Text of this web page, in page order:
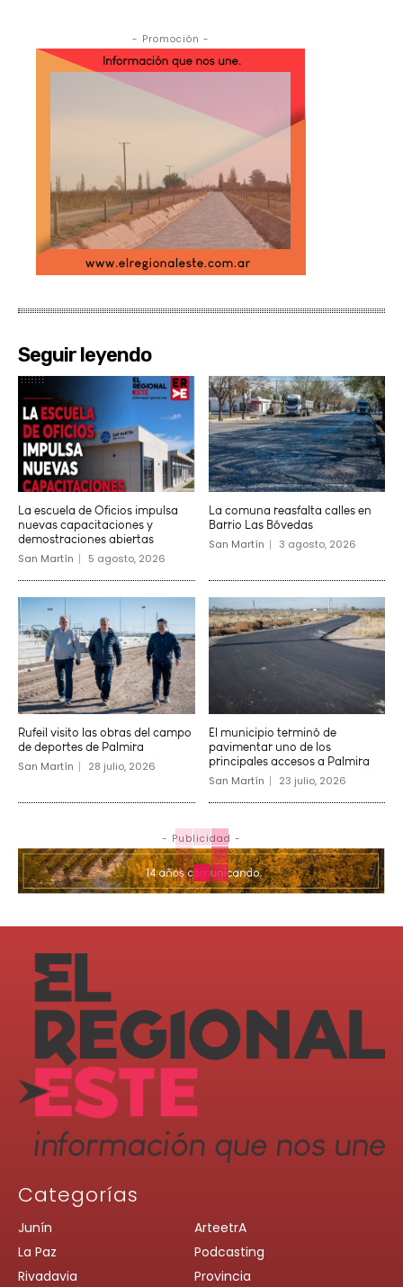
- Promoción -
Seguir leyendo
La escuela de Oficios impulsa
nuevas capacitaciones y
demostraciones abiertas
San Martín 5 agosto, 2026
La comuna reasfalta calles en
Barrio Las Bóvedas
San Martín 3 agosto, 2026
Rufeil visito las obras del campo
de deportes de Palmira
San Martín 28 julio, 2026
El municipio terminó de
pavimentar uno de los
principales accesos a Palmira
San Martín 23 julio, 2026
- Publicidad -
Categorías
Junín
La Paz
Rivadavia
ArteetrA
Podcasting
Provincia